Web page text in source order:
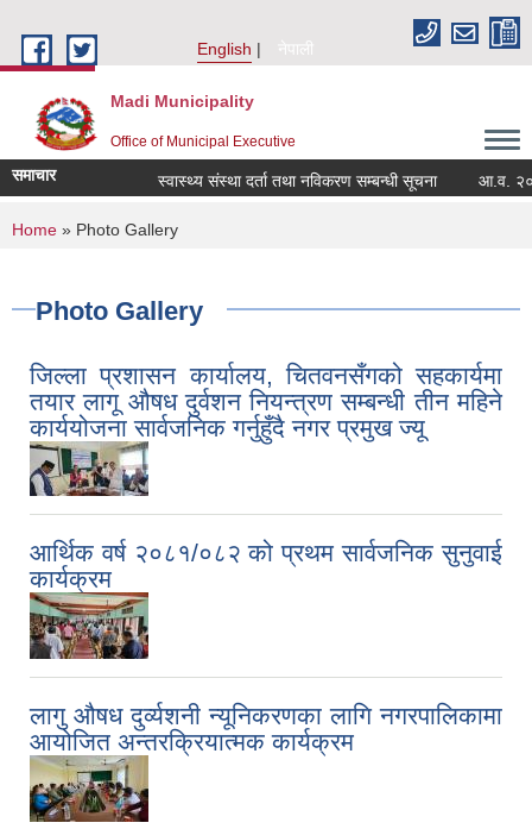
English
नेपाली
Madi Municipality
Office of Municipal Executive
समाचार स्वास्थ्य संस्था दर्ता तथा नविकरण सम्बन्धी सूचना आ.व. २०८२/
You are here
Home » Photo Gallery
Photo Gallery
जिल्ला प्रशासन कार्यालय, चितवनसँगको सहकार्यमा
तयार लागू औषध दुर्वशन नियन्त्रण सम्बन्धी तीन महिने
कार्ययोजना सार्वजनिक गर्नुहुँदै नगर प्रमुख ज्यू
आर्थिक वर्ष २०८१/०८२ को प्रथम सार्वजनिक सुनुवाई
कार्यक्रम
लागु औषध दुर्व्यशनी न्यूनिकरणका लागि नगरपालिकामा
आयोजित अन्तरक्रियात्मक कार्यक्रम